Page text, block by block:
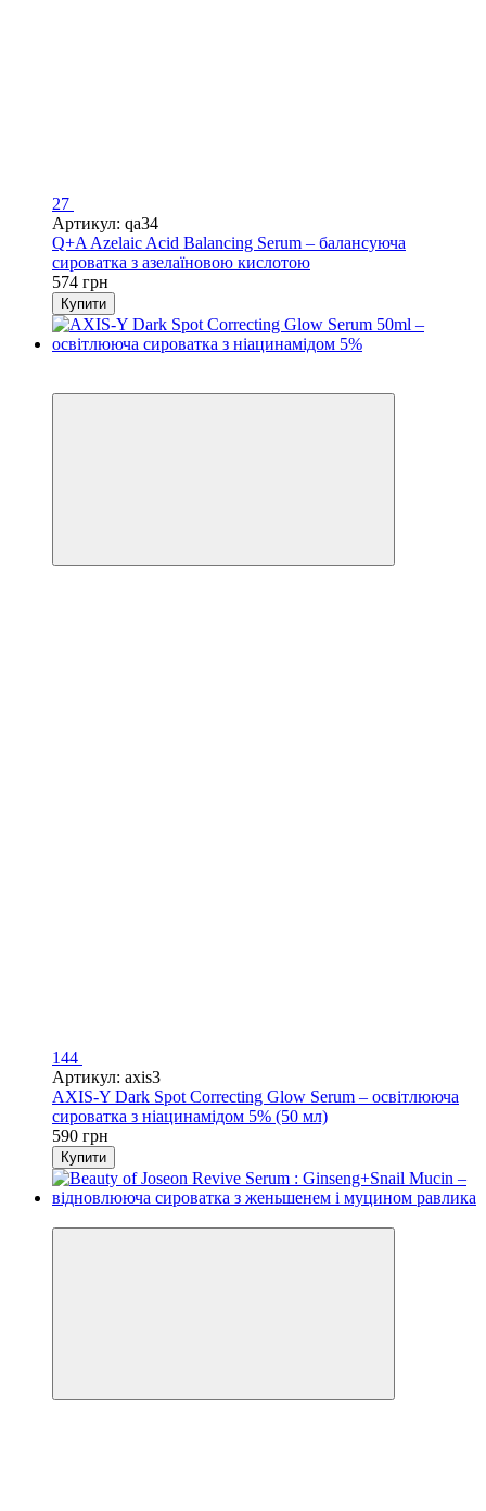
27
Артикул: qa34
Q+A Azelaic Acid Balancing Serum – балансуюча
сироватка з азелаїновою кислотою
574 грн
Купити
144
Артикул: axis3
AXIS-Y Dark Spot Correcting Glow Serum – освітлююча
сироватка з ніацинамідом 5% (50 мл)
590 грн
Купити